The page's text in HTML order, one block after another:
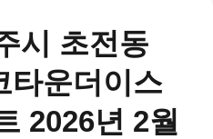
시 초전동
타운더이스
2026년 2월